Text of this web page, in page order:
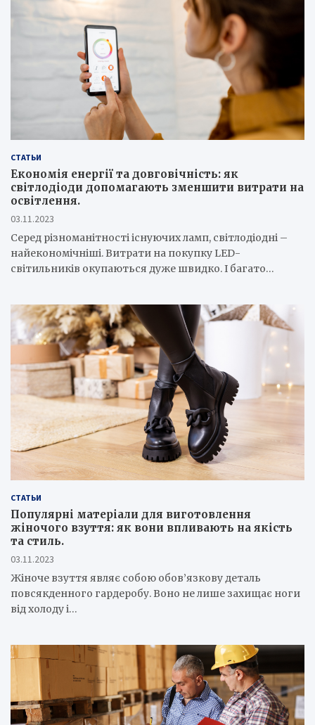
СТАТЬИ
Економія енергії та довговічність: як
світлодіоди допомагають зменшити витрати на
освітлення.
03.11.2023
Серед різноманітності існуючих ламп, світлодіодні –
найекономічніші. Витрати на покупку LED-
світильників окупаються дуже швидко. І багато…
СТАТЬИ
Популярні матеріали для виготовлення
жіночого взуття: як вони впливають на якість
та стиль.
03.11.2023
Жіноче взуття являє собою обов’язкову деталь
повсякденного гардеробу. Воно не лише захищає ноги
від холоду і…